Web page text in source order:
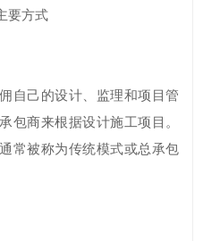
要方式
自己的设计、监理和项目管
包商来根据设计施工项目。
常被称为传统模式或总承包